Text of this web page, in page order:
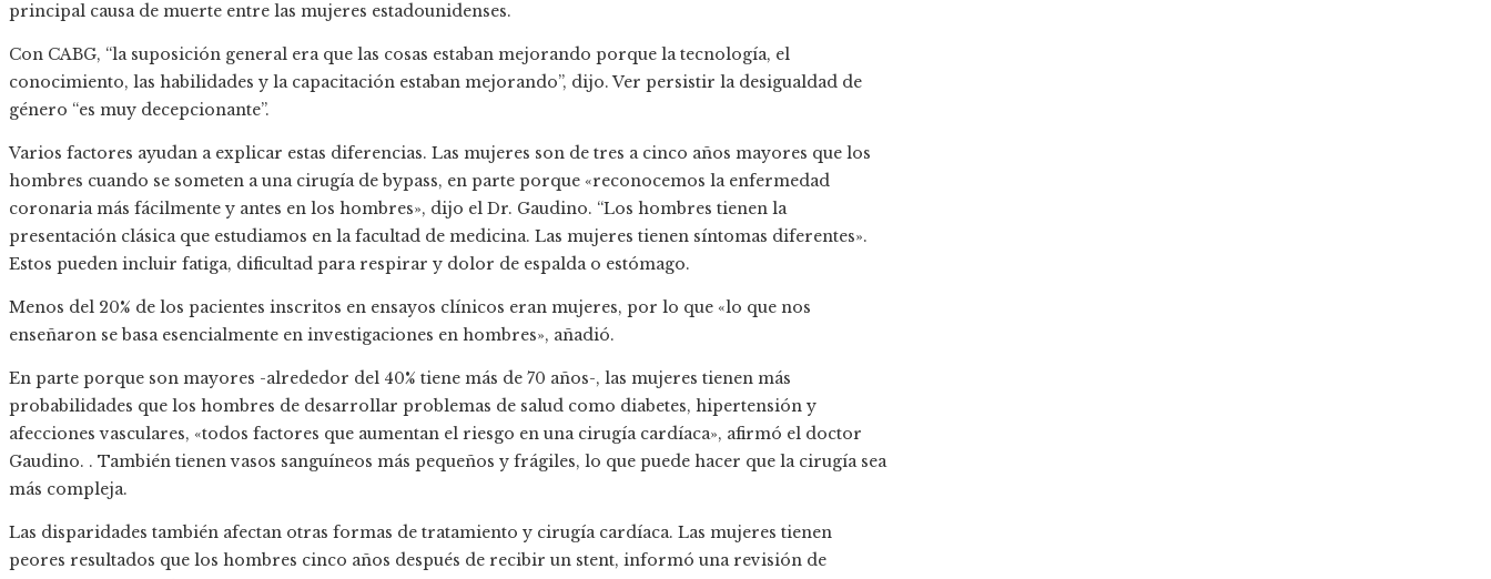
principal causa de muerte entre las mujeres estadounidenses.
Con CABG, “la suposición general era que las cosas estaban mejorando porque la tecnología, el
conocimiento, las habilidades y la capacitación estaban mejorando”, dijo. Ver persistir la desigualdad de
género “es muy decepcionante”.
Varios factores ayudan a explicar estas diferencias. Las mujeres son de tres a cinco años mayores que los
hombres cuando se someten a una cirugía de bypass, en parte porque «reconocemos la enfermedad
coronaria más fácilmente y antes en los hombres», dijo el Dr. Gaudino. “Los hombres tienen la
presentación clásica que estudiamos en la facultad de medicina. Las mujeres tienen síntomas diferentes».
Estos pueden incluir fatiga, dificultad para respirar y dolor de espalda o estómago.
Menos del 20% de los pacientes inscritos en ensayos clínicos eran mujeres, por lo que «lo que nos
enseñaron se basa esencialmente en investigaciones en hombres», añadió.
En parte porque son mayores -alrededor del 40% tiene más de 70 años-, las mujeres tienen más
probabilidades que los hombres de desarrollar problemas de salud como diabetes, hipertensión y
afecciones vasculares, «todos factores que aumentan el riesgo en una cirugía cardíaca», afirmó el doctor
Gaudino. . También tienen vasos sanguíneos más pequeños y frágiles, lo que puede hacer que la cirugía sea
más compleja.
Las disparidades también afectan otras formas de tratamiento y cirugía cardíaca. Las mujeres tienen
peores resultados que los hombres cinco años después de recibir un stent, informó una revisión de